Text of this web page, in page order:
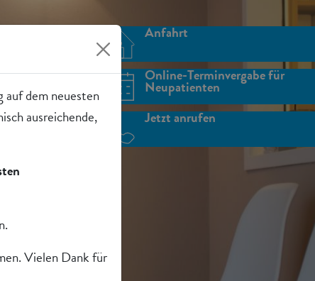
Anfahrt
Online-Terminvergabe für
Neupatienten
Jetzt anrufen
auf dem neuesten
ausreichende,
Vielen Dank für